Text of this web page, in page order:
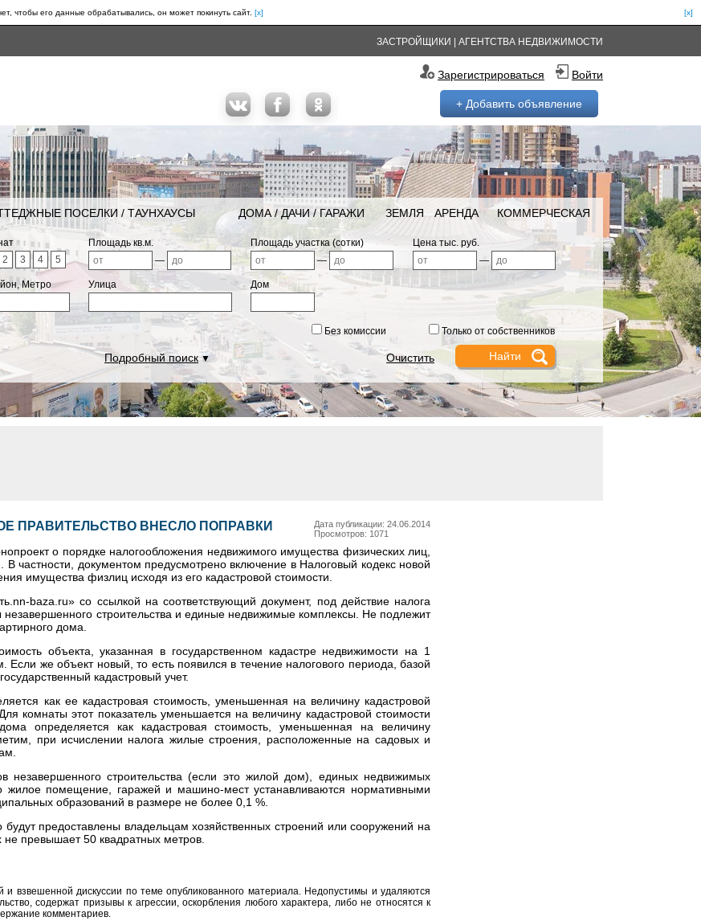
чтобы его данные обрабатывались, он может покинуть сайт. [x]
[x]
ЗАСТРОЙЩИКИ АГЕНТСТВА НЕДВИЖИМОСТИ
Зарегистрироваться Войти
+ Добавить объявление
ПОСЕЛКИ / ТАУНХАУСЫ ДОМА / ДАЧИ / ГАРАЖИ ЗЕМЛЯ АРЕНДА КОММЕРЧЕСКАЯ
2 3 4 5
Площадь кв.м.
—
Площадь участка (сотки)
—
Цена тыс. руб.
—
Метро
Улица Дом
Без комиссии Только от собственников
Подробный поиск▼ Очистить
Дата публикации: 24.06.2014
Просмотров: 1071
ПРАВИТЕЛЬСТВО ВНЕСЛО ПОПРАВКИ
о порядке налогообложения недвижимого имущества физических лиц,
частности, документом предусмотрено включение в Налоговый кодекс новой
имущества физлиц исходя из его кадастровой стоимости.
baza.ru» со ссылкой на соответствующий документ, под действие налога
строительства и единые недвижимые комплексы. Не подлежит
дома.
объекта, указанная в государственном кадастре недвижимости на 1
же объект новый, то есть появился в течение налогового периода, базой
кадастровый учет.
как ее кадастровая стоимость, уменьшенная на величину кадастровой
комнаты этот показатель уменьшается на величину кадастровой стоимости
определяется как кадастровая стоимость, уменьшенная на величину
при исчислении налога жилые строения, расположенные на садовых и
незавершенного строительства (если это жилой дом), единых недвижимых
жилое помещение, гаражей и машино-мест устанавливаются нормативными
образований в размере не более 0,1 %.
предоставлены владельцам хозяйственных строений или сооружений на
превышает 50 квадратных метров.
и взвешенной дискуссии по теме опубликованного материала. Недопустимы и удаляются
содержат призывы к агрессии, оскорбления любого характера, либо не относятся к
комментариев.